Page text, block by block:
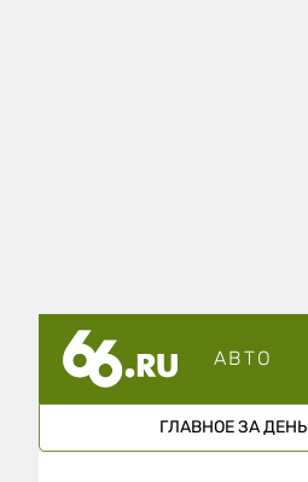
АВТО
ГЛАВНОЕ ЗА ДЕНЬ